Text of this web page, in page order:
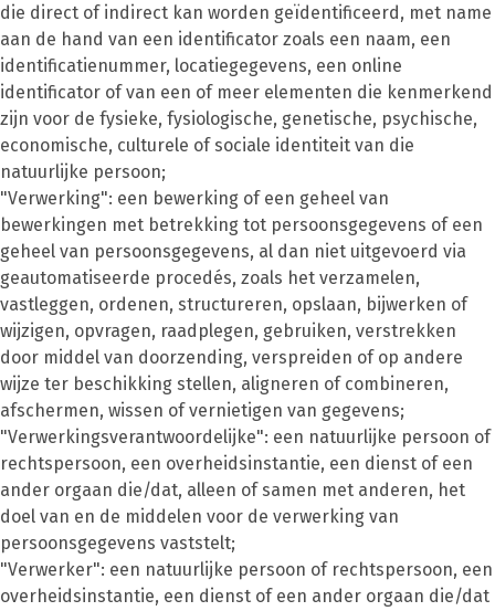
die direct of indirect kan worden geïdentificeerd, met name
aan de hand van een identificator zoals een naam, een
identificatienummer, locatiegegevens, een online
identificator of van een of meer elementen die kenmerkend
zijn voor de fysieke, fysiologische, genetische, psychische,
economische, culturele of sociale identiteit van die
natuurlijke persoon;
"Verwerking": een bewerking of een geheel van
bewerkingen met betrekking tot persoonsgegevens of een
geheel van persoonsgegevens, al dan niet uitgevoerd via
geautomatiseerde procedés, zoals het verzamelen,
vastleggen, ordenen, structureren, opslaan, bijwerken of
wijzigen, opvragen, raadplegen, gebruiken, verstrekken
door middel van doorzending, verspreiden of op andere
wijze ter beschikking stellen, aligneren of combineren,
afschermen, wissen of vernietigen van gegevens;
"Verwerkingsverantwoordelijke": een natuurlijke persoon of
rechtspersoon, een overheidsinstantie, een dienst of een
ander orgaan die/dat, alleen of samen met anderen, het
doel van en de middelen voor de verwerking van
persoonsgegevens vaststelt;
"Verwerker": een natuurlijke persoon of rechtspersoon, een
overheidsinstantie, een dienst of een ander orgaan die/dat